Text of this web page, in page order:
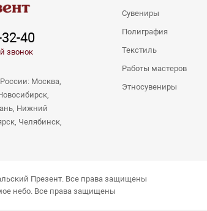
40
звонок
Москва,
Нижний
Челябинск,
Сувениры
Полиграфия
Текстиль
Работы мастеров
Этносувениры
Презент. Все права защищены
небо. Все права защищены